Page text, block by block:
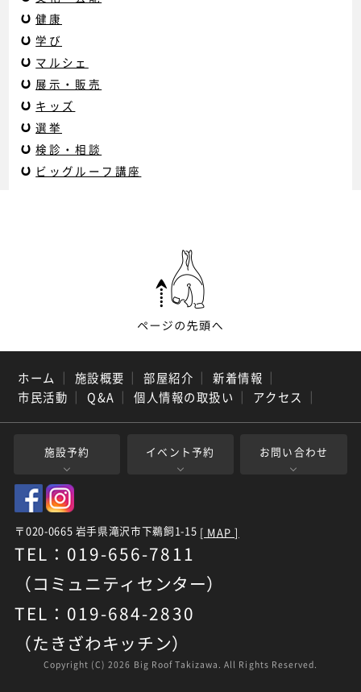
健康
学び
マルシェ
展示・販売
キッズ
選挙
検診・相談
ビッグルーフ講座
ホーム ｜ 施設概要 ｜ 部屋紹介 ｜ 新着情報 ｜
市民活動 ｜ Q&A ｜ 個人情報の取扱い ｜ アクセス ｜
施設予約 イベント予約 お問い合わせ
〒020-0665 岩手県滝沢市下鵜飼1-15 [ MAP ]
TEL：019-656-7811
（コミュニティセンター）
TEL：019-684-2830
（たきざわキッチン）
Copyright (C)2026 Big Roof Takizawa. All Rights Reserved.